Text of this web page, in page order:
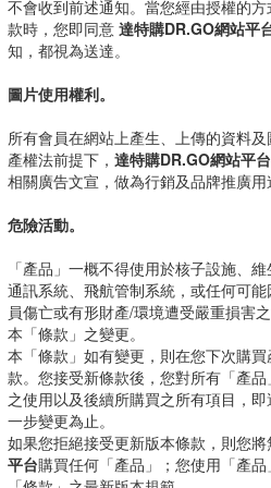
不會收到前述通知。當您經由授權的
款時，您即同意 達特購DR.GO網站平
知，都視為送達。
圖片使用權利。
所有會員在網站上產生、上傳的資料
產權法前提下， 達特購DR.GO網站平台
相關廣告文宣，做為行銷及品牌推廣用
危險活動。
「產品」一概不得使用於核子設施、
通訊系統、飛航管制系統，或任何可
員傷亡或有形財產/環境遭受嚴重損害之
本「條款」之變更。
本「條款」如有變更，則在您下次購
款。您接受新條款後，您對所有「產
之使用以及後續所購買之所有項目，
一步變更為止。
如果您拒絕接受更新版本條款，則您將
平台購買任何「產品」；您使用「產